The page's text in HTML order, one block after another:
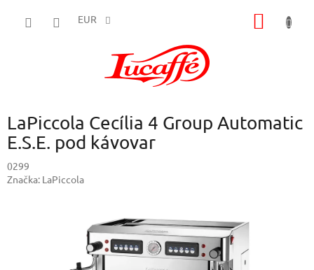
EUR
LaPiccola Cecília 4 Group Automatic
E.S.E. pod kávovar
0299
Značka: LaPiccola